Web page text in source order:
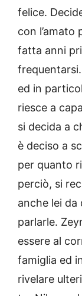
felice.
con l’amato
fatta anni
ed in
riesce a
si decida a
è deciso a
per quanto
perciò, si
anche lei da
parlarle.
essere al
famiglia ed
rivelare